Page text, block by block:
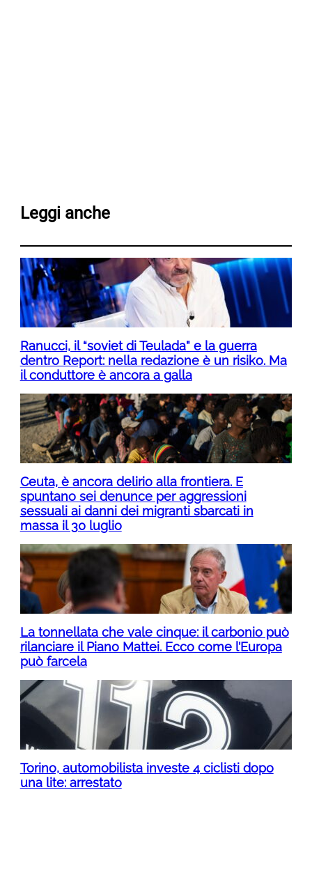
Leggi anche
Ranucci, il “soviet di Teulada” e la guerra
dentro Report: nella redazione è un risiko. Ma
il conduttore è ancora a galla
Ceuta, è ancora delirio alla frontiera. E
spuntano sei denunce per aggressioni
sessuali ai danni dei migranti sbarcati in
massa il 30 luglio
La tonnellata che vale cinque: il carbonio può
rilanciare il Piano Mattei. Ecco come l’Europa
può farcela
Torino, automobilista investe 4 ciclisti dopo
una lite: arrestato